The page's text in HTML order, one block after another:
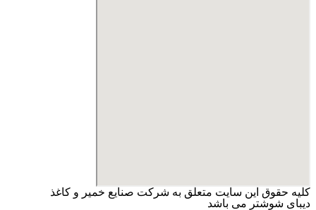
کلیه حقوق این سایت متعلق به شرکت صنایع خمیر و کاغذ
دیبای شوشتر می باشد